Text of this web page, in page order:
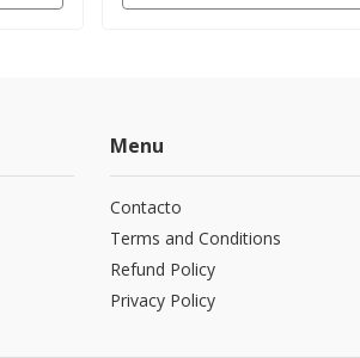
Menu
Contacto
Terms and Conditions
Refund Policy
Privacy Policy